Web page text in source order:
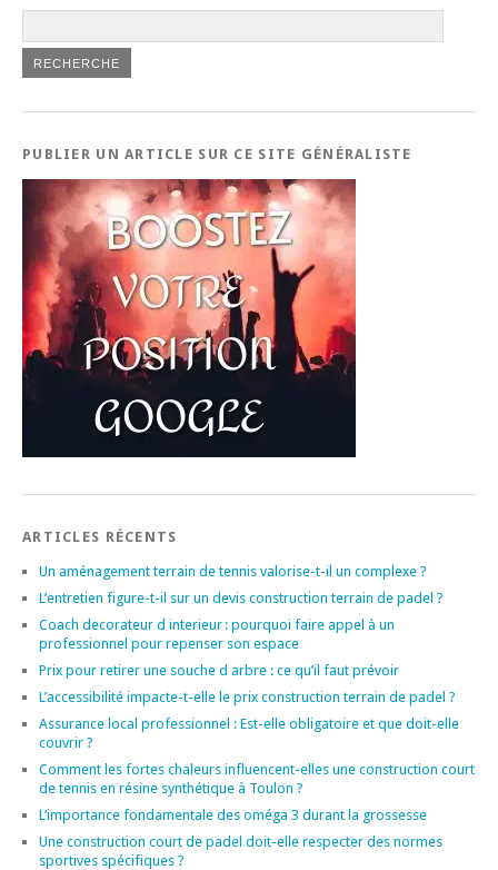
PUBLIER UN ARTICLE SUR CE SITE GÉNÉRALISTE
ARTICLES RÉCENTS
Un aménagement terrain de tennis valorise-t-il un complexe ?
L’entretien figure-t-il sur un devis construction terrain de padel ?
Coach decorateur d interieur : pourquoi faire appel à un
professionnel pour repenser son espace
Prix pour retirer une souche d arbre : ce qu’il faut prévoir
L’accessibilité impacte-t-elle le prix construction terrain de padel ?
Assurance local professionnel : Est-elle obligatoire et que doit-elle
couvrir ?
Comment les fortes chaleurs influencent-elles une construction court
de tennis en résine synthétique à Toulon ?
L’importance fondamentale des oméga 3 durant la grossesse
Une construction court de padel doit-elle respecter des normes
sportives spécifiques ?